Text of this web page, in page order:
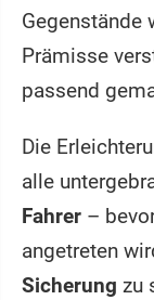
Gegenstände
Prämisse
passend
Die
alle
Fahrer –
angetreten
Sicherung zu